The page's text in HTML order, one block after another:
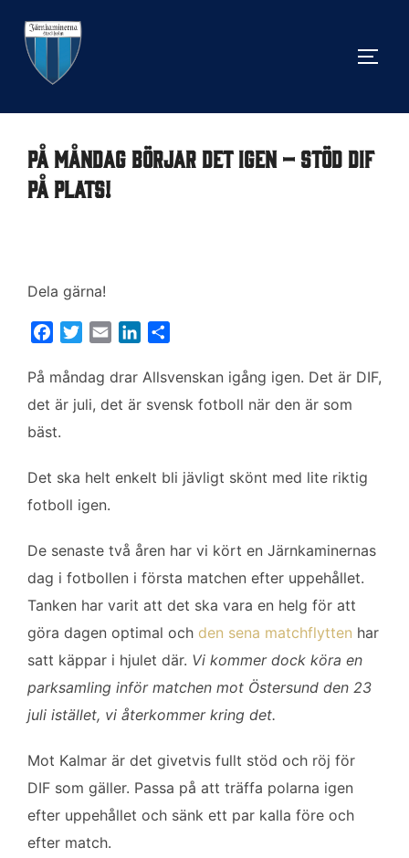
innehåll
På måndag börjar det igen – stöd DIF
på plats!
Dela gärna!
c
e
o
k
i
t
a
i
n
k
n
l
a
På måndag drar Allsvenskan igång igen. Det är DIF,
det är juli, det är svensk fotboll när den är som
bäst.
Det ska helt enkelt bli jävligt skönt med lite riktig
fotboll igen.
De senaste två åren har vi kört en Järnkaminernas
dag i fotbollen i första matchen efter uppehållet.
Tanken har varit att det ska vara en helg för att
göra dagen optimal och den sena matchflytten har
satt käppar i hjulet där. Vi kommer dock köra en
parksamling inför matchen mot Östersund den 23
juli istället, vi återkommer kring det.
Mot Kalmar är det givetvis fullt stöd och röj för
DIF som gäller. Passa på att träffa polarna igen
efter uppehållet och sänk ett par kalla före och
efter match.